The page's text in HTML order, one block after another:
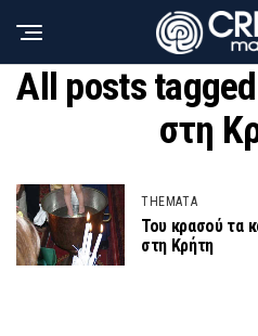
All posts tagged
στη
THEMATA
Του κρασού τα
στη Κρήτη